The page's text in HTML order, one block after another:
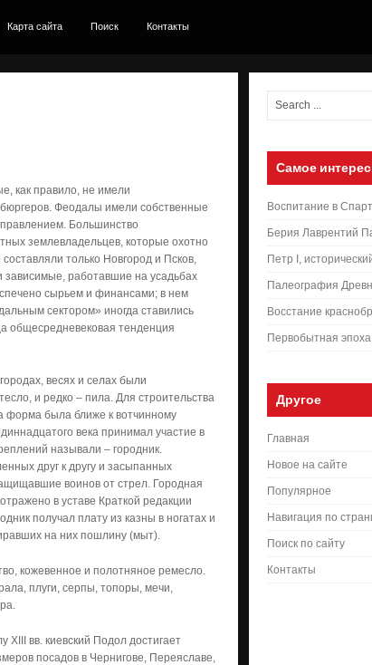
Карта сайта Поиск Контакты
как пра­ви­ло, не имели
Феодалы имели собственные
Большинство
землевладельцев, которые охотно
только Новгород и Псков,
работавшие на усадьбах
сырьем и финансами; в нем
сектором» иногда ставились
общесредневековая тенденция
весях и селах были
и редко – пила. Для строительства
форма была ближе к вотчинному
века принимал участие в
называли – городник.
друг к другу и засыпанных
воинов от стрел. Городная
в уставе Краткой редакции
получал плату из казны в ногатах и
на них пошлину (мыт).
кожевенное и полотняное ремесло.
плуги, серпы, топоры, мечи,
вв. киевский Подол достигает
посадов в Чернигове, Переяславе,
Самое
Воспитание в
Берия Лаврентий
Петр I,
Палеография
Восстание
Первобытная
Другое
Главная
Новое на сайте
Популярное
Навигация по
Поиск по сайту
Контакты